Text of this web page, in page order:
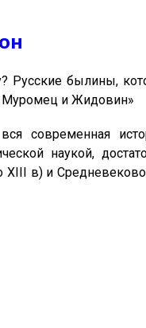
Русские былины,
Муромец и Жидовин»
современная
наукой,
в) и